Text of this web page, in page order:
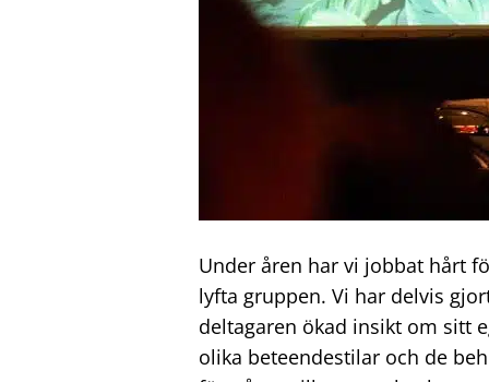
Under åren har vi jobbat hårt
lyfta gruppen. Vi har delvis
deltagaren ökad insikt om sitt
olika beteendestilar och de